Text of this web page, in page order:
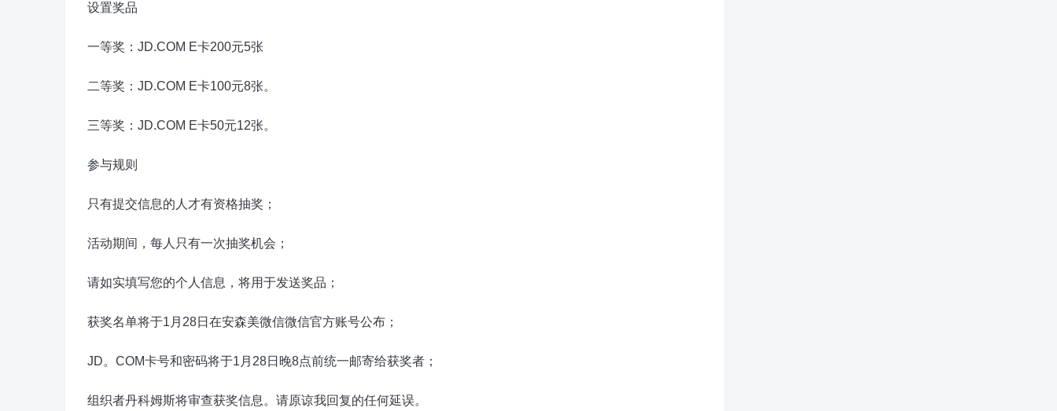
设置奖品
一等奖：JD.COM E卡200元5张
二等奖：JD.COM E卡100元8张。
三等奖：JD.COM E卡50元12张。
参与规则
只有提交信息的人才有资格抽奖；
活动期间，每人只有一次抽奖机会；
请如实填写您的个人信息，将用于发送奖品；
获奖名单将于1月28日在安森美微信微信官方账号公布；
JD。COM卡号和密码将于1月28日晚8点前统一邮寄给获奖者；
组织者丹科姆斯将审查获奖信息。请原谅我回复的任何延误。